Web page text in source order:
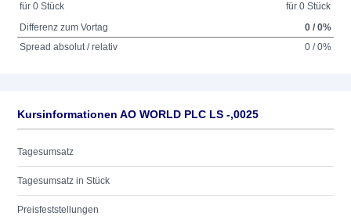
für 0 Stück
für 0 Stück
Differenz zum Vortag
0 / 0%
Spread absolut / relativ
0 / 0%
Kursinformationen AO WORLD PLC LS -,0025
Tagesumsatz
Tagesumsatz in Stück
Preisfeststellungen